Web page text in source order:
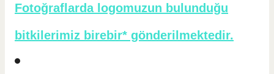
Fotoğraflarda logomuzun bulunduğu
bitkilerimiz birebir* gönderilmektedir.